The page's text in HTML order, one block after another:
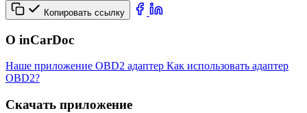
Копировать ссылку
О inCarDoc
Наше приложение OBD2 адаптер Как использовать адаптер
OBD2?
Скачать приложение